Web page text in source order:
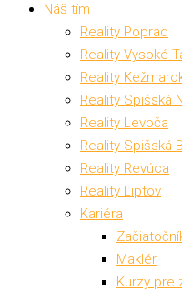
Náš tím
Reality Poprad
Reality Vysoké
Reality
Reality Spišská
Reality Levoča
Reality Spišská
Reality Revúca
Reality Liptov
Kariéra
Maklér
Kurzy pre